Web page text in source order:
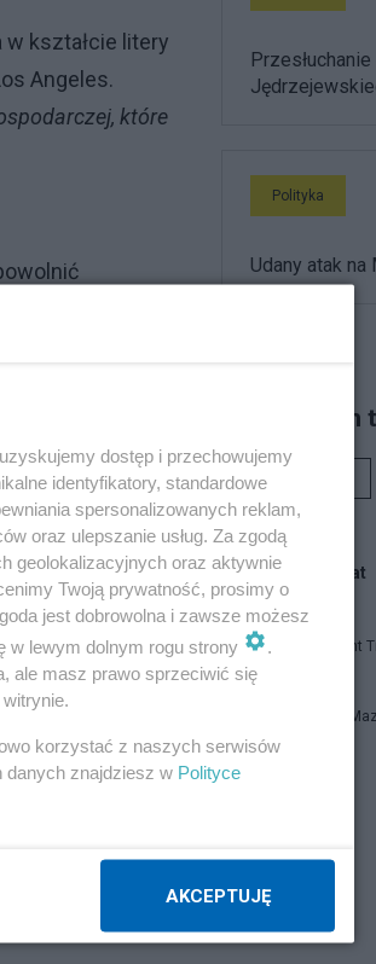
kształcie litery
Angeles.
które
i wydają
kryzys
a stopa
sprzedaży o
wzrosła o
sklepów
Polityka
Udany atak na
Piszą na ten
Blogi na ten temat
Independent
Bogusław
Napisz notkę
dostęp i przechowujemy
identyfikatory, standardowe
spersonalizowanych reklam,
oraz ulepszanie usług. Za zgodą
geolokalizacyjnych oraz aktywnie
Twoją prywatność, prosimy o
jest dobrowolna i zawsze możesz
w lewym dolnym rogu strony
.
ale masz prawo sprzeciwić się
korzystać z naszych serwisów
danych znajdziesz w Polityce
AKCEPTUJĘ